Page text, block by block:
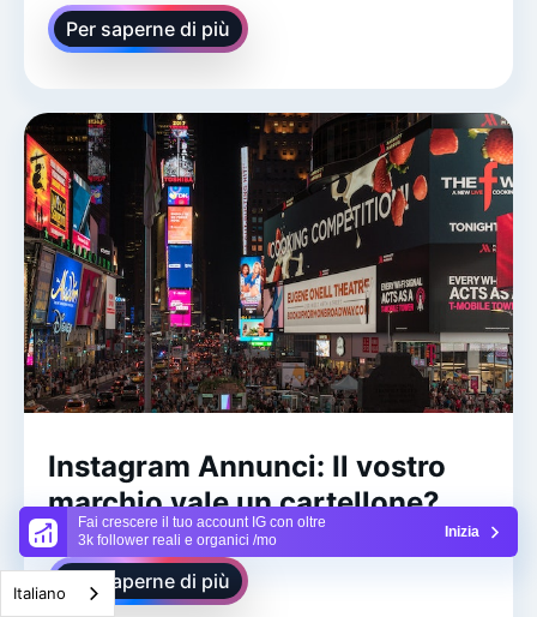
Fai crescere il tuo account IG con oltre
3k follower reali e organici /mo
Inizia
Per saperne di più
Instagram Annunci: Il vostro
marchio vale un cartellone?
Per saperne di più
Italiano